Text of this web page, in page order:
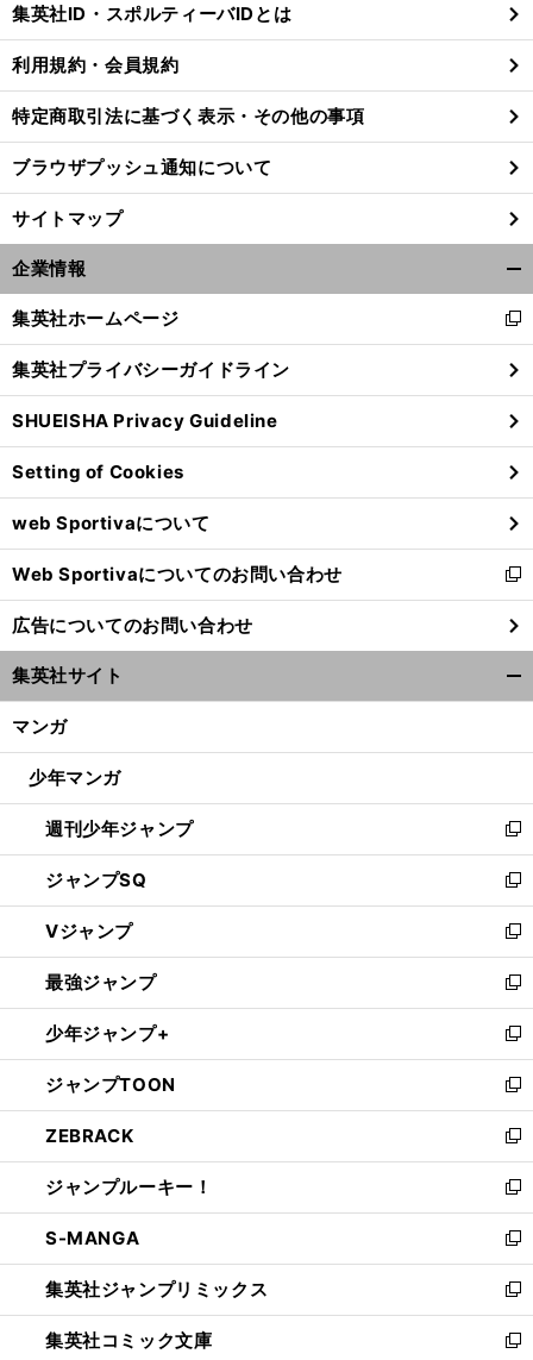
。
・
前
る
集英社ID・スポルティーバIDとは
利用規約・会員規約
特定商取引法に基づく表示・その他の事項
ブラウザプッシュ通知について
サイトマップ
企業情報
閉
る
集英社ホームページ
新
し
い
ウ
ィ
ン
ド
ウ
で
開
く
集英社プライバシーガイドライン
SHUEISHA Privacy Guideline
Setting of Cookies
web Sportivaについて
Web Sportivaについてのお問い合わせ
新
し
い
ウ
ィ
ン
ウ
開
く
広告についてのお問い合わせ
集英社サイト
マンガ
少年マンガ
週刊少年ジャンプ
新
し
い
ウ
ィ
ン
ド
ウ
で
開
く
ジャンプSQ
新
し
い
ウ
ィ
ン
ド
ウ
で
開
く
Vジャンプ
新
し
い
ウ
ィ
ン
ド
ウ
で
開
く
最強ジャンプ
新
し
い
ウ
ィ
ン
ド
ウ
で
開
く
少年ジャンプ+
新
し
い
ウ
ィ
ン
ド
ウ
で
開
く
ジャンプTOON
新
し
い
ウ
ィ
ン
ド
ウ
で
開
く
ZEBRACK
新
し
い
ウ
ィ
ン
ド
ウ
で
ジャンプルーキー！
新
し
い
ウ
ィ
ン
ド
S-MANGA
新
し
い
ウ
ィ
集英社ジャンプリミックス
新
し
い
集英社コミック文庫
新